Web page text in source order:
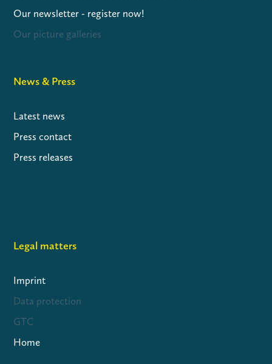
Our newsletter - register now!
Our picture galleries
News & Press
Latest news
Press contact
Press releases
Legal matters
Imprint
Data protection
GTC
Home